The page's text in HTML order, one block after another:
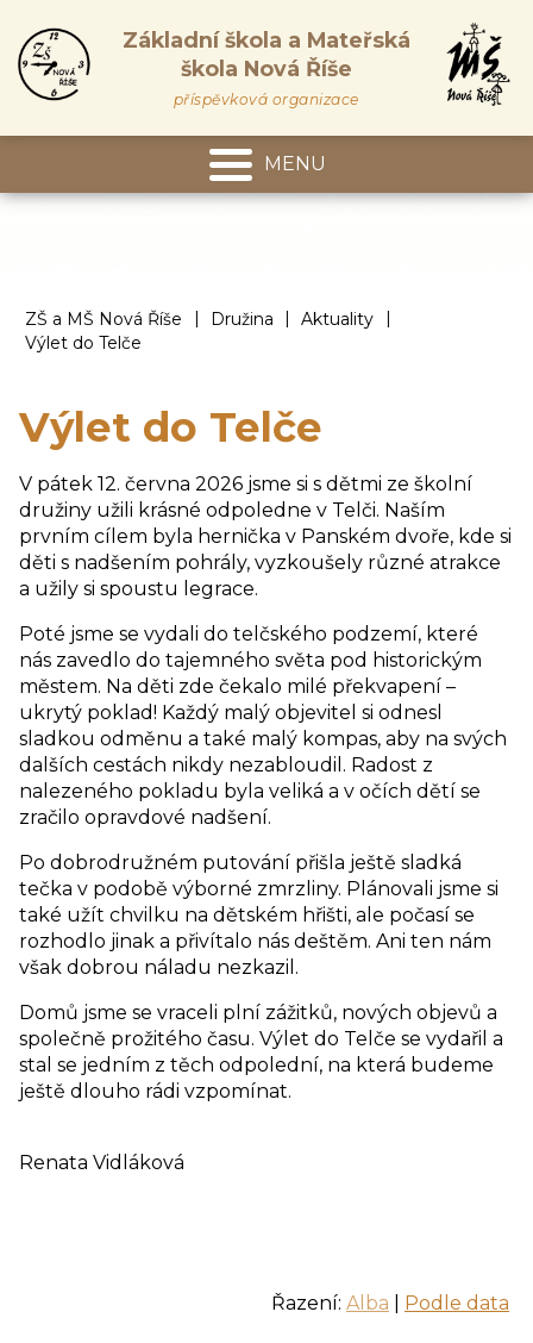
Základní škola a Mateřská
škola Nová Říše
příspěvková organizace
MENU
ZŠ a MŠ Nová Říše | Družina | Aktuality
|
Výlet do Telče
Výlet do Telče
V pátek 12. června 2026 jsme si s dětmi ze školní
družiny užili krásné odpoledne v Telči. Naším
prvním cílem byla hernička v Panském dvoře, kde si
děti s nadšením pohrály, vyzkoušely různé atrakce
a užily si spoustu legrace.
Poté jsme se vydali do telčského podzemí, které
nás zavedlo do tajemného světa pod historickým
městem. Na děti zde čekalo milé překvapení –
ukrytý poklad! Každý malý objevitel si odnesl
sladkou odměnu a také malý kompas, aby na svých
dalších cestách nikdy nezabloudil. Radost z
nalezeného pokladu byla veliká a v očích dětí se
zračilo opravdové nadšení.
Po dobrodružném putování přišla ještě sladká
tečka v podobě výborné zmrzliny. Plánovali jsme si
také užít chvilku na dětském hřišti, ale počasí se
rozhodlo jinak a přivítalo nás deštěm. Ani ten nám
však dobrou náladu nezkazil.
Domů jsme se vraceli plní zážitků, nových objevů a
společně prožitého času. Výlet do Telče se vydařil a
stal se jedním z těch odpolední, na která budeme
ještě dlouho rádi vzpomínat.
Renata Vidláková
Řazení: Alba Podle data